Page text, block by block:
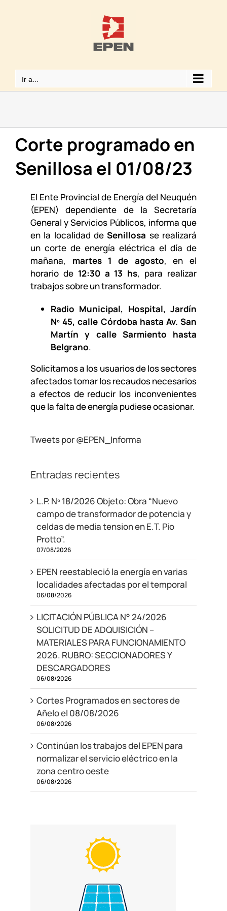
Ir a...
Corte programado en
Senillosa el 01/08/23
El Ente Provincial de Energía del Neuquén
(EPEN) dependiente de la Secretaría
General y Servicios Públicos, informa que
en la localidad deSenillosa se realizará
un corte de energía eléctrica el día de
mañana, martes 1 de agosto, en el
horario de 12:30 a 13 hs, para realizar
trabajos sobre un transformador.
Radio Municipal, Hospital, Jardín
Nº 45, calle Córdoba hasta Av. San
Martín y calle Sarmiento hasta
Belgrano.
Solicitamos a los usuarios de los sectores
afectados tomar los recaudos necesarios
a efectos de reducir los inconvenientes
que la falta de energía pudiese ocasionar.
Tweets por @EPEN_Informa
Entradas recientes
L.P. Nº 18/2026 Objeto: Obra “Nuevo
campo de transformador de potencia y
celdas de media tension en E.T. Pio
Protto”.
07/08/2026
EPEN reestableció la energía en varias
localidades afectadas por el temporal
06/08/2026
LICITACIÓN PÚBLICA N° 24/2026
SOLICITUD DE ADQUISICIÓN –
MATERIALES PARA FUNCIONAMIENTO
2026. RUBRO: SECCIONADORES Y
DESCARGADORES
06/08/2026
Cortes Programados en sectores de
Añelo el 08/08/2026
06/08/2026
Continúan los trabajos del EPEN para
normalizar el servicio eléctrico en la
zona centro oeste
06/08/2026